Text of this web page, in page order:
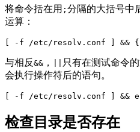
将命令括在用 ; 分隔的大括号中
运算：
[ -f /etc/resolv.conf ] && {
与相反 && ， 只有在测试命令
会执行操作符后的语句。
[ -f /etc/resolv.conf ] &&
检查目录是否存在